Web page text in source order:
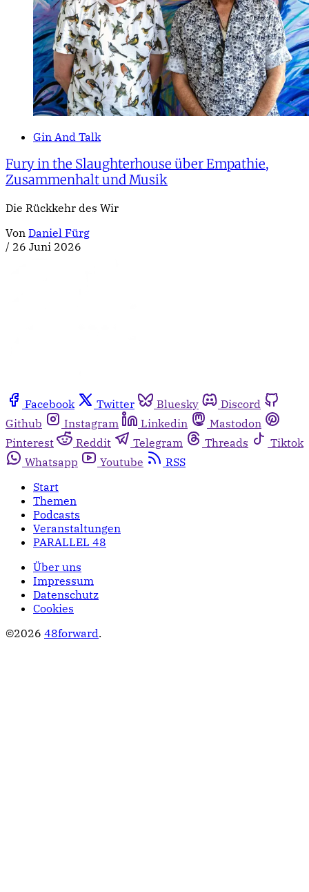
Gin And Talk
Fury in the Slaughterhouse über Empathie,
Zusammenhalt und Musik
Die Rückkehr des Wir
Von Daniel Fürg
/ 26 Juni 2026
Facebook Twitter Bluesky
Discord
Github
Instagram Linkedin
Mastodon
Pinterest
Reddit Telegram Threads
Tiktok
Whatsapp
Youtube
RSS
Start
Themen
Podcasts
Veranstaltungen
PARALLEL 48
Über uns
Impressum
Datenschutz
Cookies
©2026 48forward.